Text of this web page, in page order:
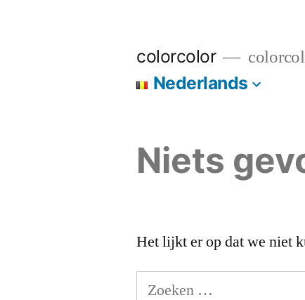
colorcolor
Nederlands
Niets
Het lijkt er op dat we niet
Zoeken